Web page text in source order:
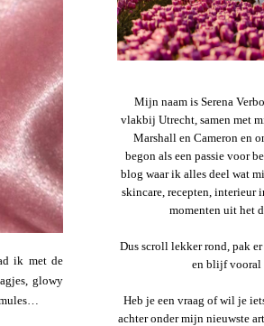
ik met de
glowy
Mijn naam is Serena
vlakbij Utrecht, samen met
Marshall en Cameron en
begon als een passie voor
blog waar ik alles deel wat
skincare, recepten, interieur
momenten uit het
Dus scroll lekker rond, pak
en blijf vooral
Heb je een vraag of wil je
achter onder mijn nieuwste